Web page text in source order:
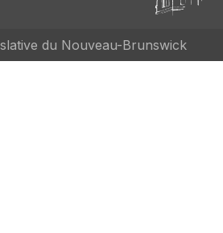
du Nouveau-Brunswick